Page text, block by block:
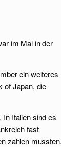
im Mai in der
ein weiteres
of Japan, die
In Italien sind es
fast
zahlen mussten,